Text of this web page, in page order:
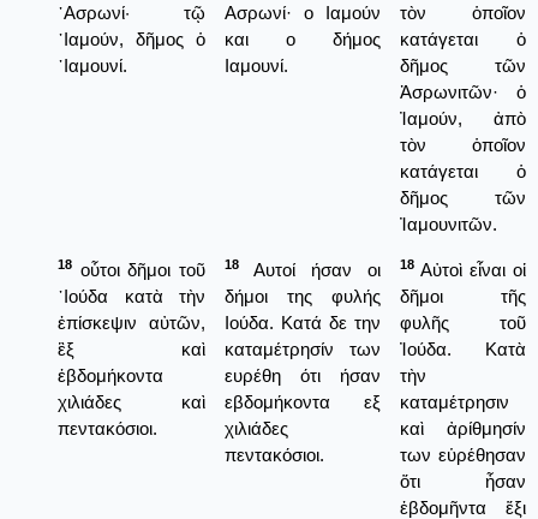
᾿Ασρωνί· τῷ
᾿Ιαμούν, δῆμος ὁ
᾿Ιαμουνί.
Ασρωνί· ο Ιαμούν
και ο δήμος
Ιαμουνί.
τὸν ὁποῖον
κατάγεται ὁ
δῆμος τῶν
Ἀσρωνιτῶν· ὁ
Ἰαμούν, ἀπὸ
τὸν ὁποῖον
κατάγεται ὁ
δῆμος τῶν
Ἰαμουνιτῶν.
18 οὗτοι δῆμοι τοῦ
᾿Ιούδα κατὰ τὴν
ἐπίσκεψιν αὐτῶν,
ἓξ καὶ
ἑβδομήκοντα
χιλιάδες καὶ
πεντακόσιοι.
18
Αυτοί ήσαν οι
δήμοι της φυλής
Ιούδα. Κατά δε την
καταμέτρησίν των
ευρέθη ότι ήσαν
εβδομήκοντα εξ
χιλιάδες
πεντακόσιοι.
18 Αὐτοὶ εἶναι οἱ
δῆμοι τῆς
φυλῆς τοῦ
Ἰούδα. Κατὰ
τὴν
καταμέτρησιν
καὶ ἀρίθμησίν
των εὑρέθησαν
ὅτι ἦσαν
ἑβδομῆντα ἕξι